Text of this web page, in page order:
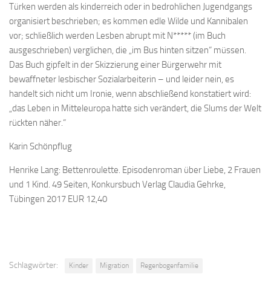
Türken werden als kinderreich oder in bedrohlichen Jugendgangs
organisiert beschrieben; es kommen edle Wilde und Kannibalen
vor; schließlich werden Lesben abrupt mit N***** (im Buch
ausgeschrieben) verglichen, die „im Bus hinten sitzen“ müssen.
Das Buch gipfelt in der Skizzierung einer Bürgerwehr mit
bewaffneter lesbischer Sozialarbeiterin – und leider nein, es
handelt sich nicht um Ironie, wenn abschließend konstatiert wird:
„das Leben in Mitteleuropa hatte sich verändert, die Slums der Welt
rückten näher.“
Karin Schönpflug
Henrike Lang: Bettenroulette. Episodenroman über Liebe, 2 Frauen
und 1 Kind. 49 Seiten, Konkursbuch Verlag Claudia Gehrke,
Tübingen 2017 EUR 12,40
Schlagwörter: Kinder Migration Regenbogenfamilie